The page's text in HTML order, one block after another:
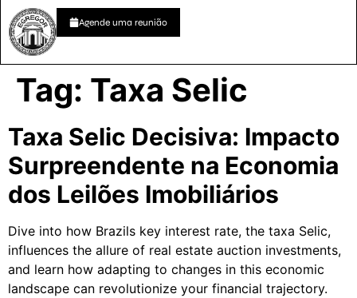
Agende uma reunião
Tag: Taxa Selic
Taxa Selic Decisiva: Impacto
Surpreendente na Economia
dos Leilões Imobiliários
Dive into how Brazils key interest rate, the taxa Selic,
influences the allure of real estate auction investments,
and learn how adapting to changes in this economic
landscape can revolutionize your financial trajectory.